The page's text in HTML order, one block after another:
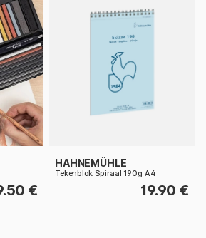
€
HAHNEMÜHLE
Tekenblok Spiraal 190g A4
19.90 €